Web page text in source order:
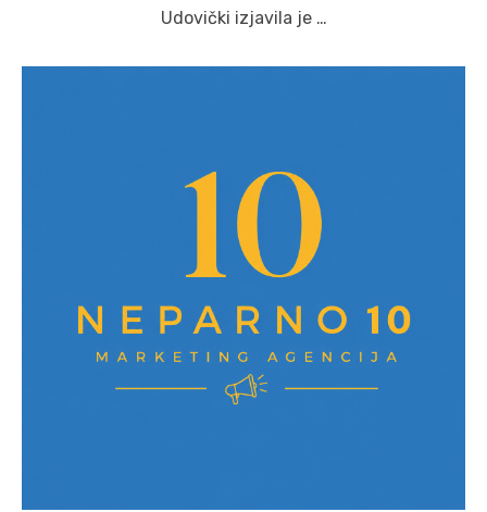
Udovički izjavila je …